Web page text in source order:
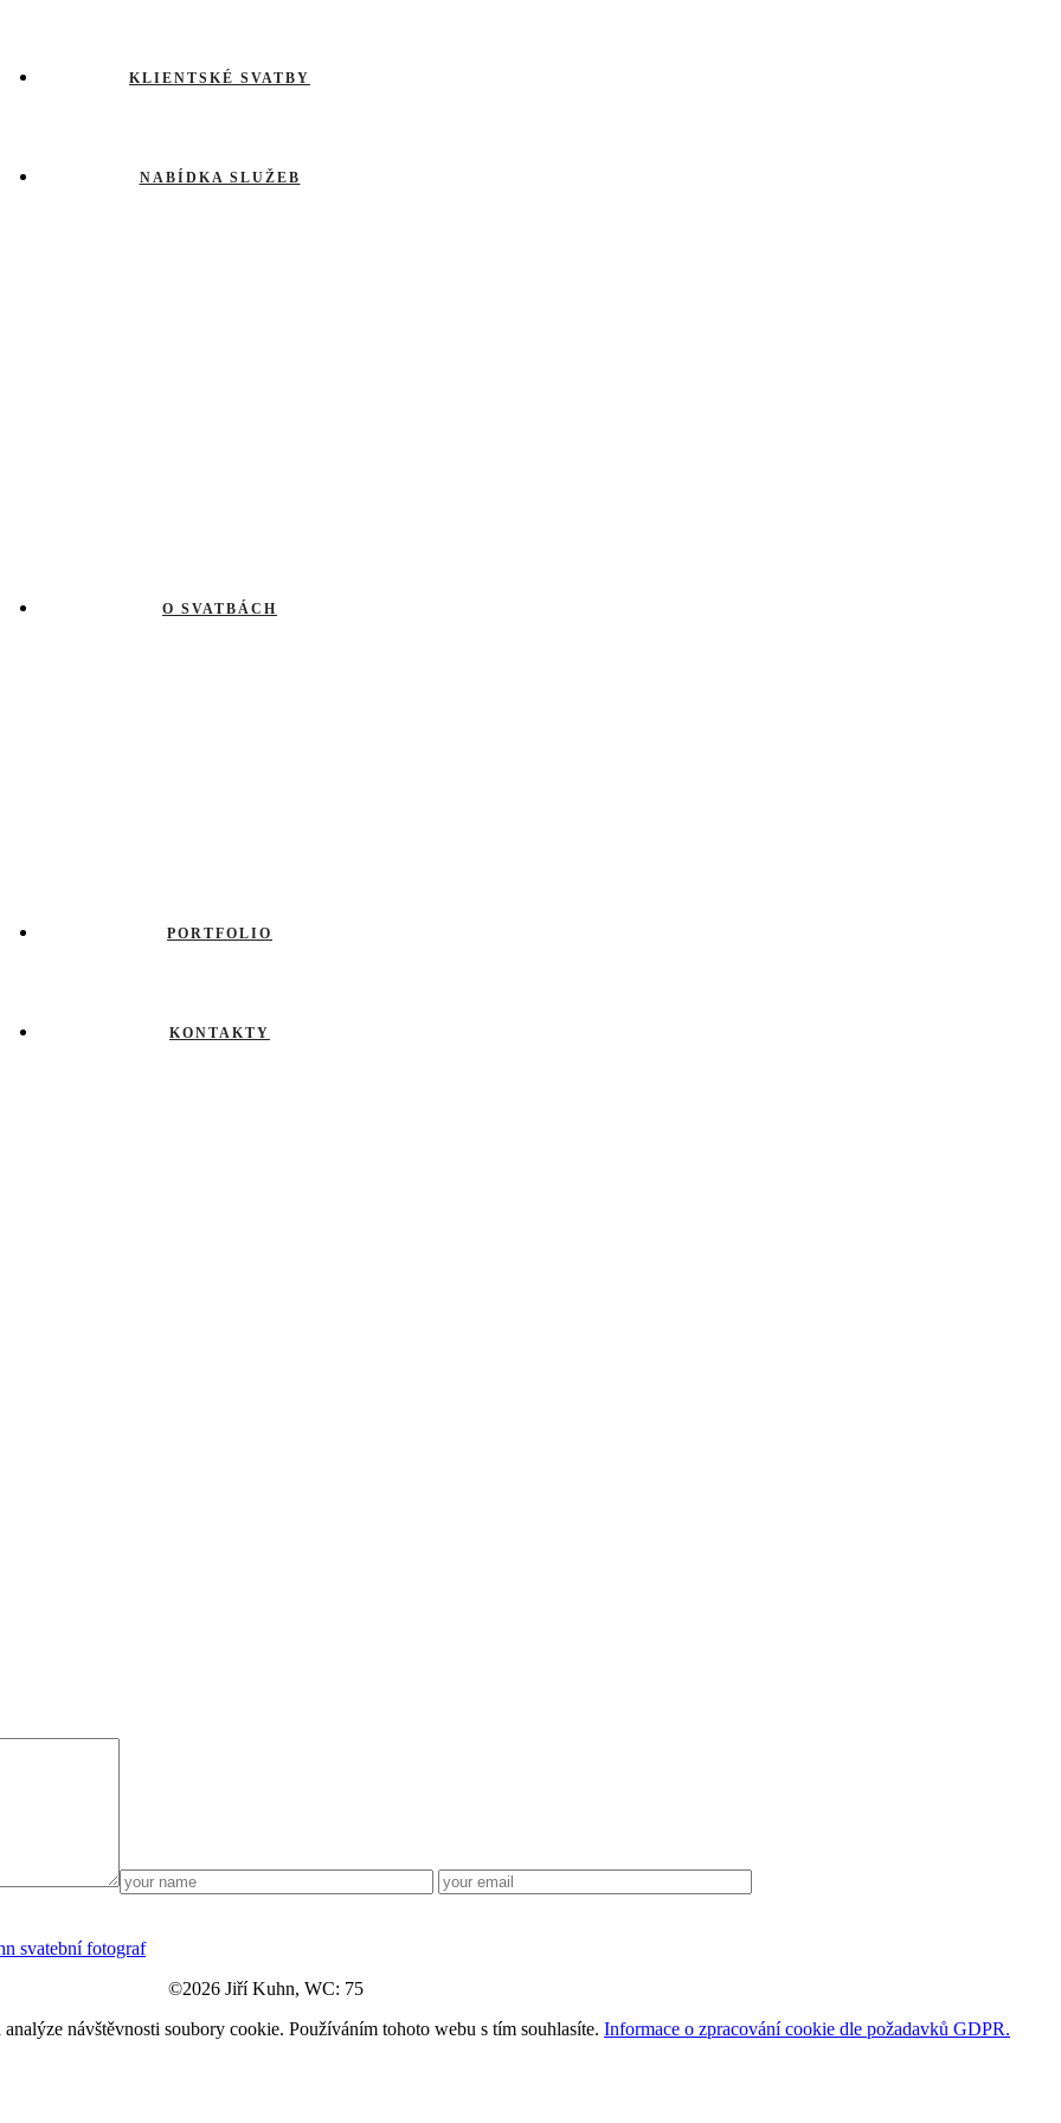
KLIENTSKÉ SVATBY
NABÍDKA SLUŽEB
O SVATBÁCH
PORTFOLIO
KONTAKTY
©2026 Jiří Kuhn, WC: 75
návštěvnosti soubory cookie. Používáním tohoto webu s tím souhlasíte. Informace o zpracování cookie dle požadavků GDPR.